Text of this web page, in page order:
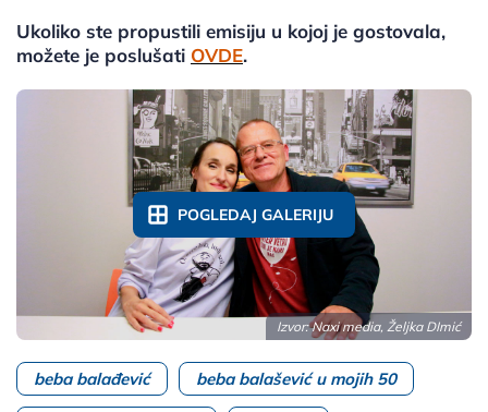
Ukoliko ste propustili emisiju u kojoj je gostovala,
možete je poslušati OVDE.
Izvor: Naxi media, Željka DImić
POGLEDAJ GALERIJU
beba balađević beba balašević u mojih 50